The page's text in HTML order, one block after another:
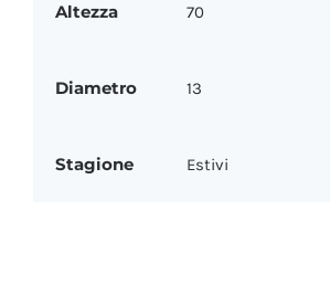
Altezza 70
Diametro 13
Stagione Estivi